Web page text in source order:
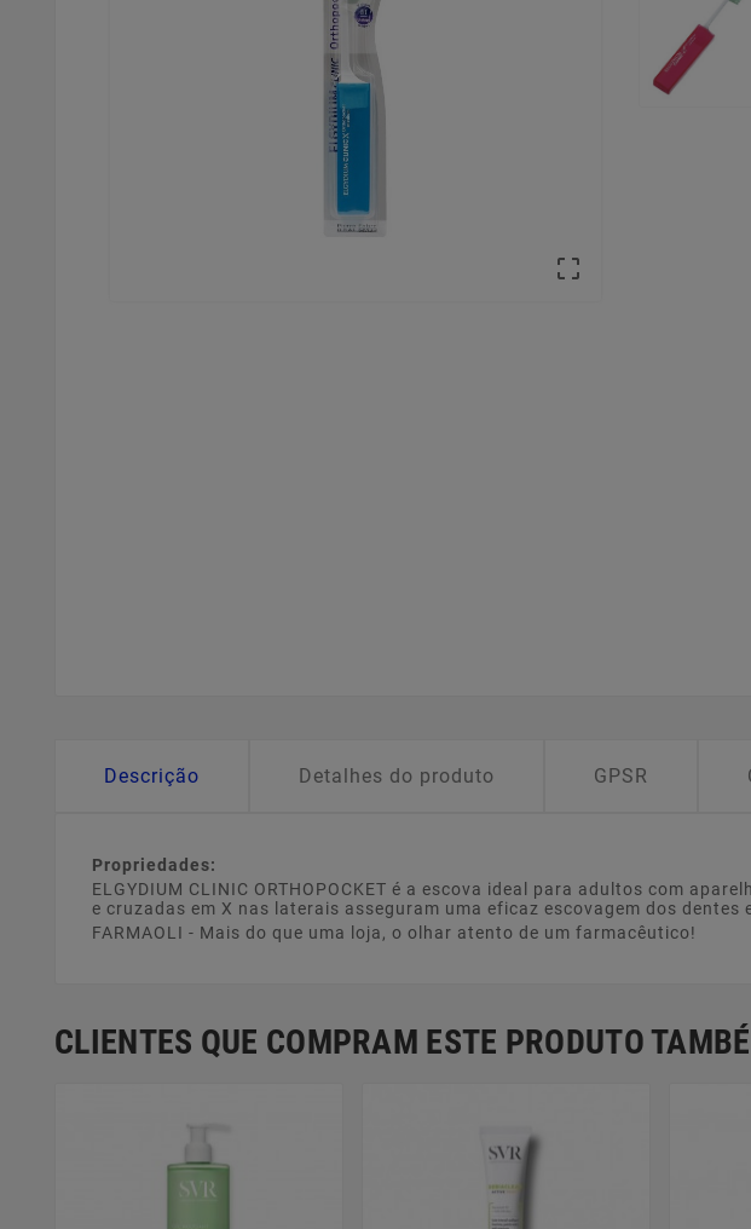

Descrição Detalhes do produto GPSR
Propriedades:
ELGYDIUM CLINIC ORTHOPOCKET é a escova ideal para adultos com
e cruzadas em X nas laterais asseguram uma eficaz escovagem dos
FARMAOLI - Mais do que uma loja, o olhar atento de um farmacêutico!
CLIENTES QUE COMPRAM ESTE PRODUTO